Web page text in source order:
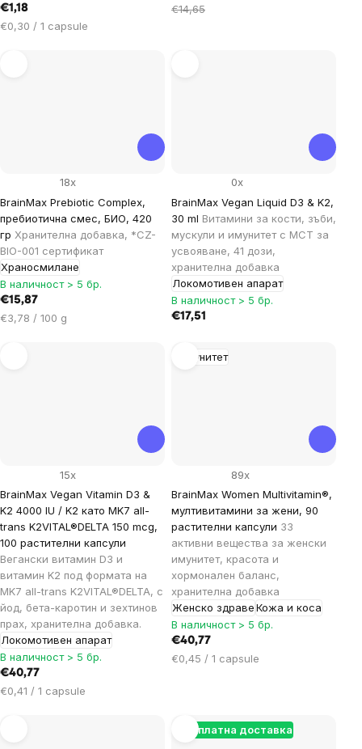
€1,18
Цена
€0,30 / 1 capsule
за
€14,65
BrainMax Prebiotic Complex,
пребиотична смес, БИО, 420
гр Хранителна добавка, *CZ-
BIO-001 сертификат
Храносмилане
18x
В наличност > 5 бр.
€15,87
Цена
€3,78 / 100 g
BrainMax Vegan Liquid D3 & K2,
30 ml Витамини за кости, зъби,
мускули и имунитет с MCT за
усвояване, 41 дози,
хранителна добавка
Локомотивен апарат
0x
В наличност > 5 бр.
€17,51
BrainMax Vegan Vitamin D3 &
K2 4000 IU / K2 като MK7 all-
trans K2VITAL®DELTA 150 mcg,
100 растителни капсули
Вегански витамин D3 и
витамин K2 под формата на
MK7 all-trans K2VITAL®DELTA, с
йод, бета-каротин и зехтинов
прах, хранителна добавка.
Локомотивен апарат
15x
В наличност > 5 бр.
€40,77
Цена
€0,41 / 1 capsule
Имунитет
BrainMax Women Multivitamin®,
мултивитамини за жени, 90
растителни капсули 33
активни вещества за женски
имунитет, красота и
хормонален баланс,
хранителна добавка
Женско здравеКожа и коса
89x
В наличност > 5 бр.
€40,77
Цена
€0,45 / 1 capsule
Безплатна доставка